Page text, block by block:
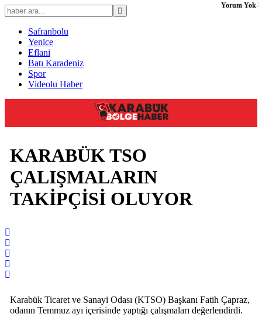
Safranbolu
Yenice
Eflani
Batı Karadeniz
Spor
Videolu Haber
KARABÜK TSO
ÇALIŞMALARIN
TAKİPÇİSİ OLUYOR
Karabük Ticaret ve Sanayi Odası (KTSO) Başkanı Fatih Çapraz,
odanın Temmuz ayı içerisinde yaptığı çalışmaları değerlendirdi.
Yorum Yok